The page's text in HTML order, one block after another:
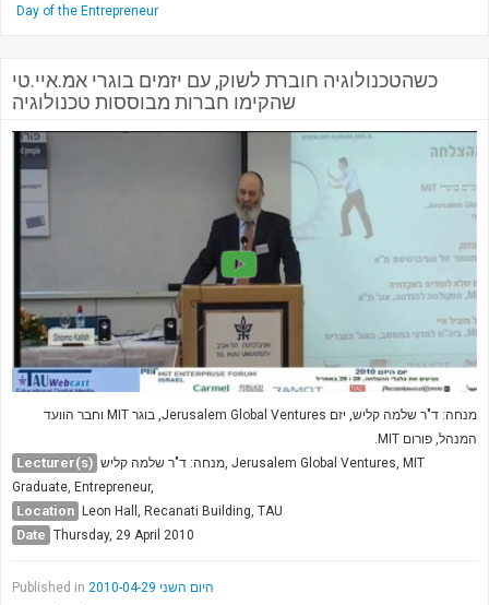
Day of the Entrepreneur
כשהטכנולוגיה חוברת לשוק, עם יזמים בוגרי אמ.איי.טי
שהקימו חברות מבוססות טכנולוגיה
מנחה: ד"ר שלמה קליש, יזם Jerusalem Global Ventures, בוגר MIT וחבר הוועד
המנהל, פורום MIT.
Lecturer(s) מנחה: ד"ר שלמה קליש, Jerusalem Global Ventures, MIT
Graduate, Entrepreneur,
Location Leon Hall, Recanati Building, TAU
Date Thursday, 29 April 2010
Published in
היום השני 2010-04-29